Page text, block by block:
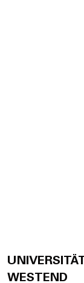
WESTEND